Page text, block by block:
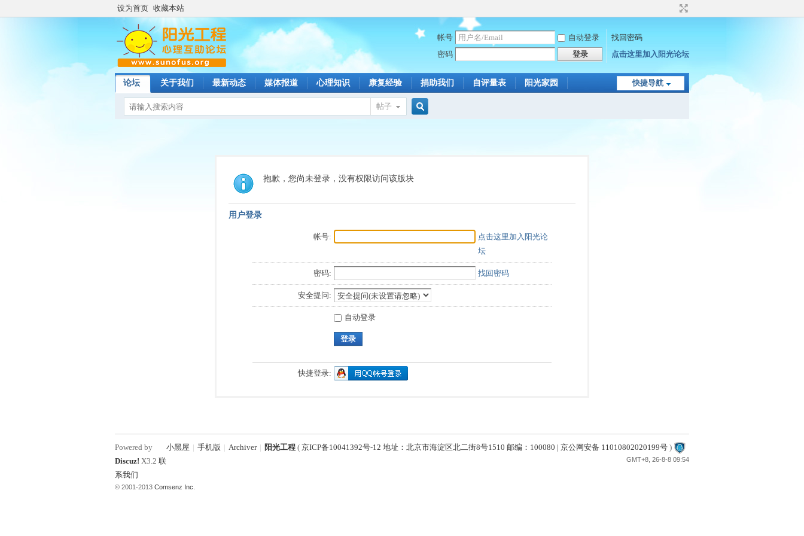
设为首页 收藏本站
帐号 自动登录
找回密码
密码
登录 点击这里加入阳光论坛
快捷导航
论坛 关于我们 最新动态 媒体报道 心理知识 康复经验 捐助我们 自评量表 阳光家园
帖子
索
抱歉，您尚未登录，没有权限访问该版块
用户登录
帐号:
点击这里加入阳光论
坛
密码: 找回密码
安全提问:
自动登录
登录
快捷登录:
小黑屋 | 手机版 | Archiver | 阳光工程 ( 京ICP备10041392号-12 地址：北京市海淀区北二街8号1510 邮编：100080 | 京公网安备 11010802020199号 )
GMT+8, 26-8-8 09:54
Powered by
Discuz! X3.2 联
系我们
© 2001-2013 Comsenz Inc.